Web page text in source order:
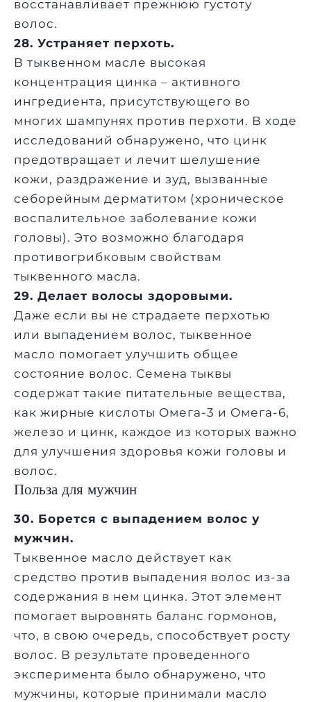
восстанавливает прежнюю густоту
волос.
28. Устраняет перхоть.
В тыквенном масле высокая
концентрация цинка – активного
ингредиента, присутствующего во
многих шампунях против перхоти. В ходе
исследований обнаружено, что цинк
предотвращает и лечит шелушение
кожи, раздражение и зуд, вызванные
себорейным дерматитом (хроническое
воспалительное заболевание кожи
головы). Это возможно благодаря
противогрибковым свойствам
тыквенного масла.
29. Делает волосы здоровыми.
Даже если вы не страдаете перхотью
или выпадением волос, тыквенное
масло помогает улучшить общее
состояние волос. Семена тыквы
содержат такие питательные вещества,
как жирные кислоты Омега-3 и Омега-6,
железо и цинк, каждое из которых важно
для улучшения здоровья кожи головы и
волос.
Польза для мужчин
30. Борется с выпадением волос у
мужчин.
Тыквенное масло действует как
средство против выпадения волос из-за
содержания в нем цинка. Этот элемент
помогает выровнять баланс гормонов,
что, в свою очередь, способствует росту
волос. В результате проведенного
эксперимента было обнаружено, что
мужчины, которые принимали масло